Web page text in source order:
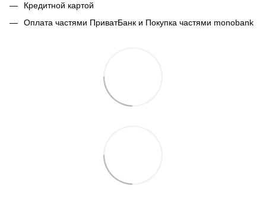
Кредитной картой
Оплата частями ПриватБанк и Покупка частями monobank